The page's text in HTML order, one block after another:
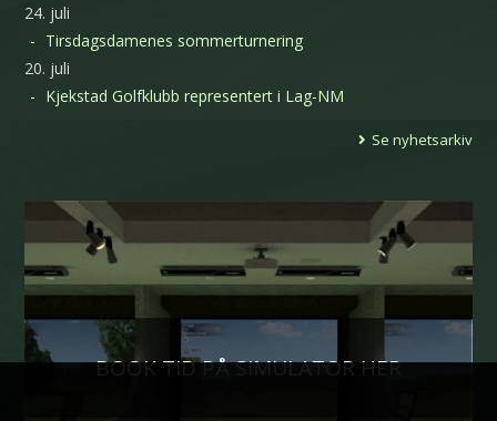
24. juli
Tirsdagsdamenes sommerturnering
20. juli
Kjekstad Golfklubb representert i Lag-NM
Se nyhetsarkiv
BOOK TID PÅ SIMULATOR HER